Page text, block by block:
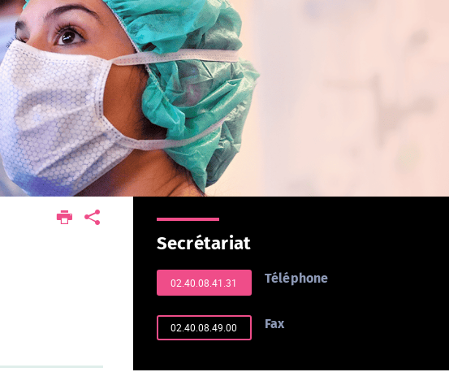
Secrétariat
Téléphone
02.40.08.41.31
Fax
02.40.08.49.00